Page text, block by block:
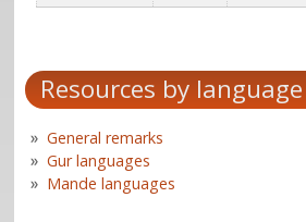
Resources by language
General remarks
Gur languages
Mande languages